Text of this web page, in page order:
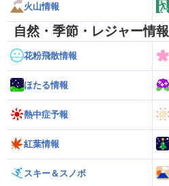
火山情報
自然・季節・レジャー情報
花粉飛散情報
ほたる情報
熱中症予報
紅葉情報
スキー＆スノボ